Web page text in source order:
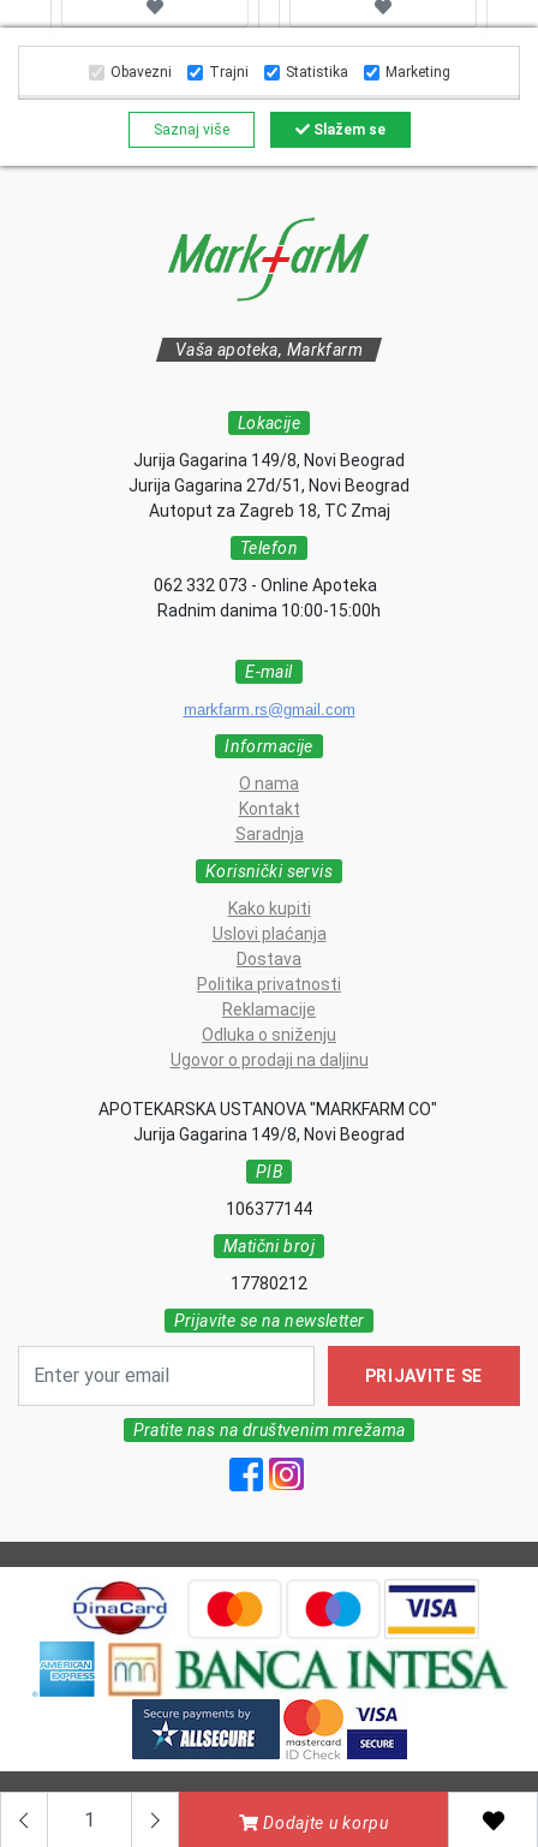
Dodajte u korpu
Vaša apoteka, Markfarm
Lokacije
Jurija Gagarina 149/8, Novi Beograd
Jurija Gagarina 27d/51, Novi Beograd
Autoput za Zagreb 18, TC Zmaj
Telefon
062 332 073 - Online Apoteka
Radnim danima 10:00-15:00h
E-mail
markfarm.rs@gmail.com
Informacije
O nama
Kontakt
Saradnja
Korisnički servis
Kako kupiti
Uslovi plaćanja
Dostava
Politika privatnosti
Reklamacije
Odluka o sniženju
Ugovor o prodaji na daljinu
APOTEKARSKA USTANOVA "MARKFARM CO"
Jurija Gagarina 149/8, Novi Beograd
PIB
106377144
Matični broj
17780212
Prijavite se na newsletter
PRIJAVITE SE
Pratite nas na društvenim mrežama
Obavezni Trajni Statistika Marketing
Saznaj više Slažem se